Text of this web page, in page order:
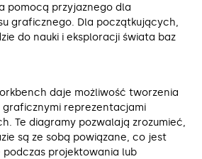
pomocą przyjaznego dla
graficznego. Dla początkujących,
do nauki i eksploracji świata baz
daje możliwość tworzenia
reprezentacjami
Te diagramy pozwalają zrozumieć,
są ze sobą powiązane, co jest
projektowania lub